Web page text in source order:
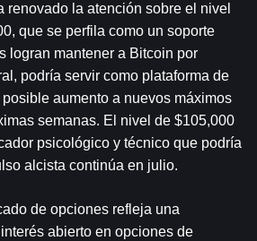
renovado la atención sobre el nivel
que se perfila como un soporte
logran mantener a Bitcoin por
podría servir como plataforma de
aumento a nuevos máximos
semanas. El nivel de $105,000
psicológico y técnico que podría
alcista continúa en julio.
de opciones refleja una
abierto en opciones de